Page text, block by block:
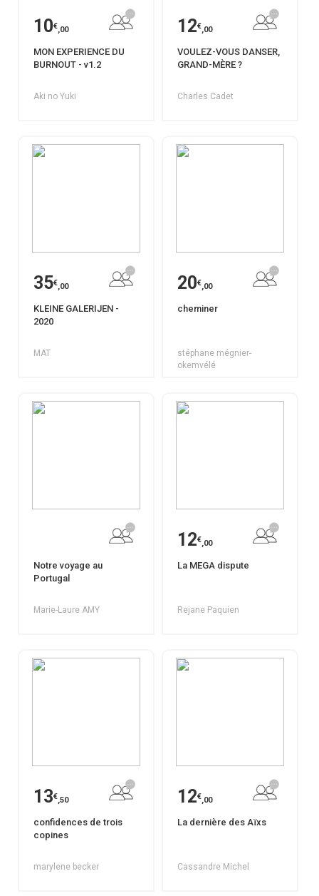
10€,00
MON EXPERIENCE DU
BURNOUT - v1.2
Aki no Yuki
12€,00
VOULEZ-VOUS DANSER,
GRAND-MÈRE ?
Charles Cadet
35€,00
KLEINE GALERIJEN -
2020
MAT
20€,00
cheminer
stéphane mégnier-
okemvélé
Notre voyage au
Portugal
Marie-Laure AMY
12€,00
La MEGA dispute
Rejane Paquien
13€,50
confidences de trois
copines
marylene becker
12€,00
La dernière des Aïxs
Cassandre Michel